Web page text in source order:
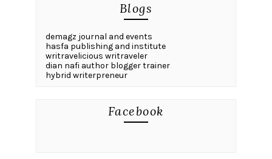
Blogs
demagz journal and events
hasfa publishing and institute
writravelicious writraveler
dian nafi author blogger trainer
hybrid writerpreneur
Facebook